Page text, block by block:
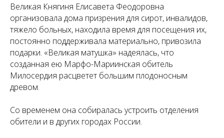
Великая Княгиня Елисавета Феодоровна
организовала дома призрения для сирот, инвалидов,
тяжело больных, находила время для посещения их,
постоянно поддерживала материально, привозила
подарки. «Великая матушка» надеялась, что
созданная ею Марфо-Мариинская обитель
Милосердия расцветет большим плодоносным
древом.
Со временем она собиралась устроить отделения
обители и в других городах России.